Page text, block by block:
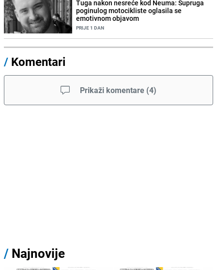
Tuga nakon nesreće kod Neuma: Supruga
poginulog motocikliste oglasila se
emotivnom objavom
PRIJE 1 DAN
/ Komentari
Prikaži komentare (4)
/ Najnovije